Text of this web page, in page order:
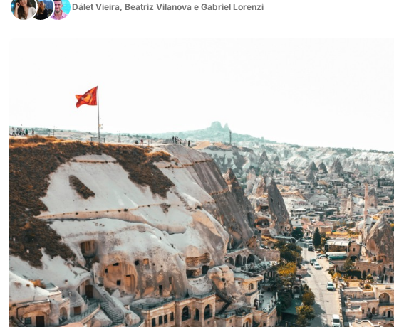
Dálet Vieira, Beatriz Vilanova e Gabriel Lorenzi